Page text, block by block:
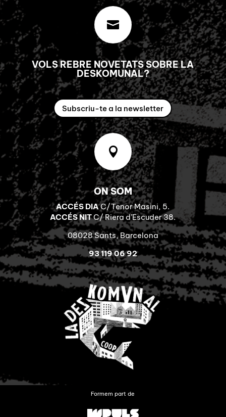

VOLS REBRE NOVETATS SOBRE LA
DESKOMUNAL?
Subscriu-te a la newsletter

ON SOM
ACCÉS DIAC/Tenor Masini, 5.
ACCÉS NITC/ Riera d’Escuder 38.
08028 Sants, Barcelona
93 119 06 92
Formem part de